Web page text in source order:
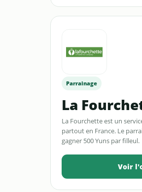
Parrainage
La
La Fourchette est un
partout en France. Le
gagner 500 Yuns par filleul.
Voir